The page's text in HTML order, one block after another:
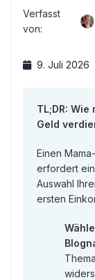
Verfasst
von:
9. Juli 2026
TL;DR:
Geld
Einen
erfordert
Auswahl
ersten